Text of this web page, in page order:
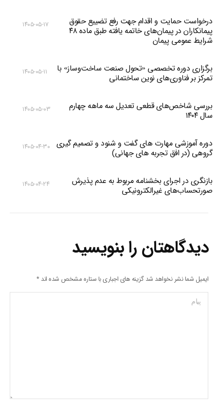
درخواست حمایت و اقدام جهت رفع تضییع حقوق
پیمانکاران در پیمان‌های خاتمه یافته طبق ماده ۴۸
شرایط عمومی پیمان
۱۴۰۵-۰۵-۱۷
برگزاری دوره تخصصی «تحول صنعت ساخت‌وساز» با
تمرکز بر فناوری‌های نوین ساختمانی
۱۴۰۵-۰۵-۱۱
بررسی شاخص‌های قطعی تعدیل سه ماهه چهارم
سال ۱۴۰۴
۱۴۰۵-۰۵-۰۳
دوره آموزشی مهارت های گفت و شنود و تصمیم گیری
گروهی (در افق تجربه های جهانی)
۱۴۰۵-۰۴-۳۰
بازنگری در اجرای بخشنامه مربوط به عدم پذیرش
صورتحساب‌های غیرالکترونیکی
۱۴۰۵-۰۴-۲۴
دیدگاهتان را بنویسید
ایمیل شما نشر نخواهد شد گزینه های اجباری با ستاره مشخص شده اند*
پیام